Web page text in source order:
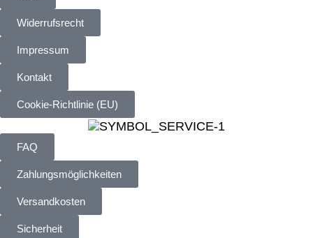
Widerrufsrecht
Impressum
Kontakt
Cookie-Richtlinie (EU)
FAQ
Zahlungsmöglichkeiten
Versandkosten
Sicherheit